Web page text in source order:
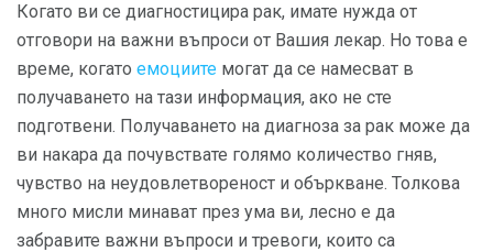
Когато ви се диагностицира рак, имате нужда от
отговори на важни въпроси от Вашия лекар. Но това е
време, когато емоциите могат да се намесват в
получаването на тази информация, ако не сте
подготвени. Получаването на диагноза за рак може да
ви накара да почувствате голямо количество гняв,
чувство на неудовлетвореност и объркване. Толкова
много мисли минават през ума ви, лесно е да
забравите важни въпроси и тревоги, които са